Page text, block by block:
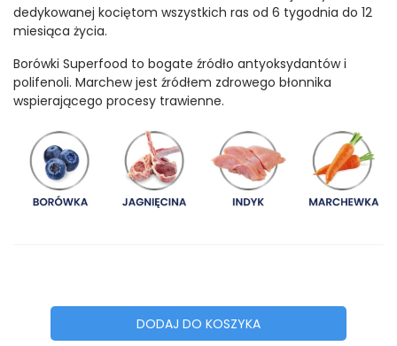
dedykowanej kociętom wszystkich ras od 6 tygodnia do 12
miesiąca życia.
Borówki Superfood to bogate źródło antyoksydantów i
polifenoli. Marchew jest źródłem zdrowego błonnika
wspierającego procesy trawienne.
DODAJ DO KOSZYKA